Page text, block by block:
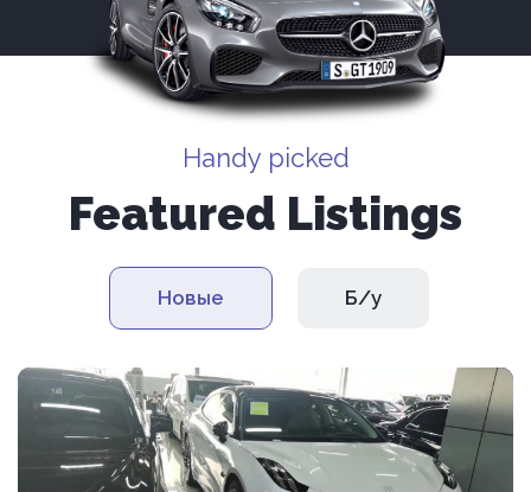
Handy picked
Featured Listings
Новые Б/у